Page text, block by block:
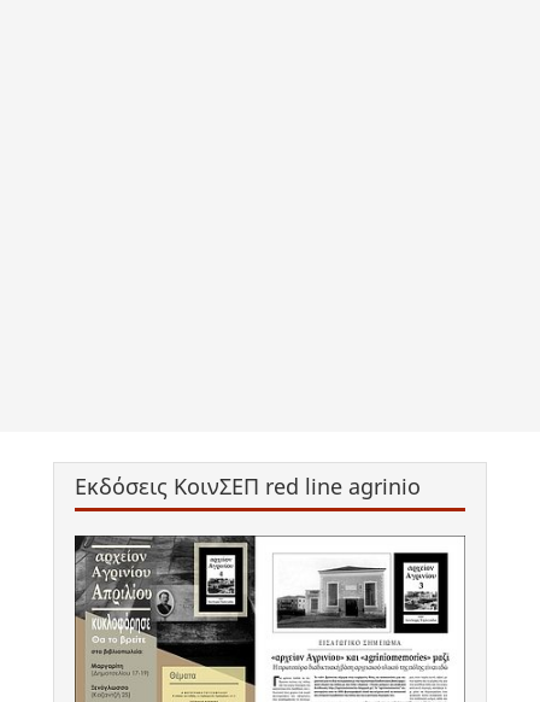
Εκδόσεις ΚοινΣΕΠ red line agrinio